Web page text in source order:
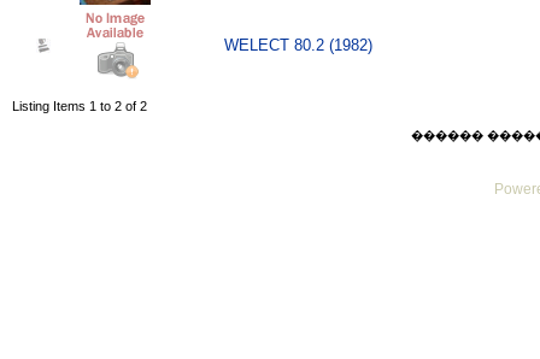
WELECT 80.2 (1982)
Listing Items 1 to 2 of 2
������ ������